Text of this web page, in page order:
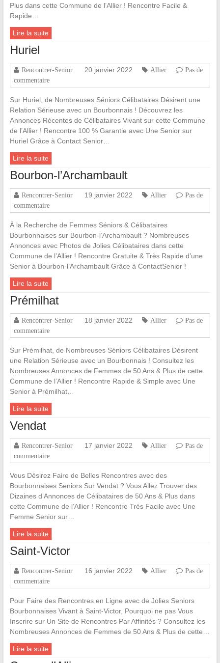
Plus dans cette Commune de l’Allier ! Rencontre Facile &
Rapide…
Lire la suite
Huriel
Rencontrer-Senior 20 janvier 2022 Allier
Pas de
commentaire
Sur Huriel, de Nombreuses Séniors Célibataires Désirent une
Relation Sérieuse avec un Bourbonnais ! Découvrez les
Annonces Récentes de Célibataires Vivant sur cette Commune
de l’Allier ! Rencontre 100 % Garantie avec Une Senior sur
Huriel Grâce à Contact Senior…
Lire la suite
Bourbon-l’Archambault
Rencontrer-Senior 19 janvier 2022 Allier
Pas de
commentaire
À la Recherche de Femmes Séniors & Célibataires
Bourbonnaises sur Bourbon-l’Archambault ? Nombreuses
Annonces avec Photos de Jolies Célibataires dans cette
Commune de l’Allier ! Rencontre Gratuite & Très Rapide d’une
Senior à Bourbon-l’Archambault Grâce à ContactSenior !
Lire la suite
Prémilhat
Rencontrer-Senior 18 janvier 2022 Allier
Pas de
commentaire
Sur Prémilhat, de Nombreuses Séniors Célibataires Désirent
une Relation Sérieuse avec un Bourbonnais ! Consultez les
Nombreuses Annonces de Femmes de 50 Ans & Plus de cette
Commune de l’Allier ! Rencontre Rapide & Simple avec Une
Senior à Prémilhat…
Lire la suite
Vendat
Rencontrer-Senior 17 janvier 2022 Allier
Pas de
commentaire
Vous Désirez Faire de Belles Rencontres avec des
Bourbonnaises Seniors Sur Vendat ? Vous Allez Trouver des
Dizaines d’Annonces de Célibataires de 50 Ans & Plus dans
cette Commune de l’Allier ! Rencontre Très Facile avec Une
Femme Senior sur…
Lire la suite
Saint-Victor
Rencontrer-Senior 16 janvier 2022 Allier
Pas de
commentaire
Pour Faire des Rencontres en Ligne avec de Jolies Seniors
Bourbonnaises Vivant à Saint-Victor, Pourquoi ne pas Vous
Inscrire sur Un Site de Rencontres Par Affinités ? Consultez les
Nombreuses Annonces de Femmes de 50 Ans & Plus de cette…
Lire la suite